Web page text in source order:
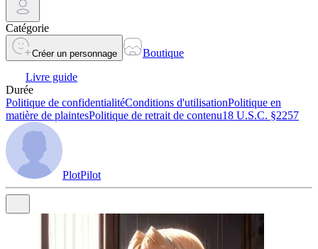
Catégorie
Créer un personnage
Boutique
Livre guide
Durée
Politique de confidentialitéConditions d'utilisationPolitique en
matière de plaintesPolitique de retrait de contenu18 U.S.C. §2257
PlotPilot